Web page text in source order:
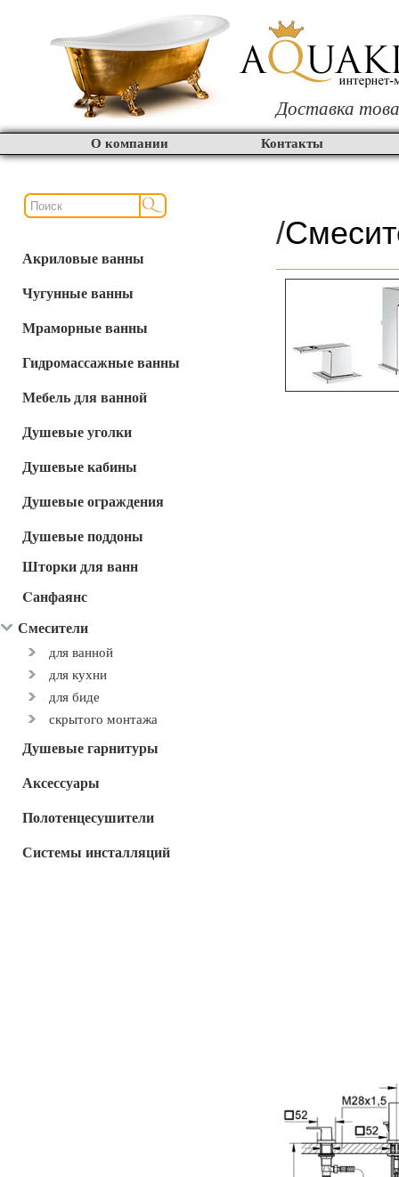
Доставка
О компании Контакты
Акриловые ванны
Чугунные ванны
Мраморные ванны
Гидромассажные ванны
Мебель для ванной
Душевые уголки
Душевые кабины
Душевые ограждения
Душевые поддоны
Шторки для ванн
Cанфаянс
Смесители
для ванной
для кухни
для биде
скрытого монтажа
Душевые гарнитуры
Аксессуары
Полотенцесушители
Системы инсталляций
/